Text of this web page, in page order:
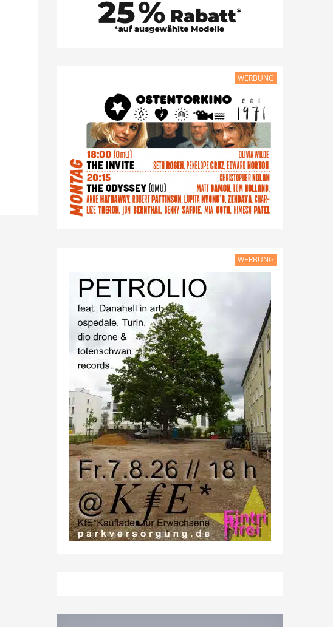
WERBUNG
WERBUNG